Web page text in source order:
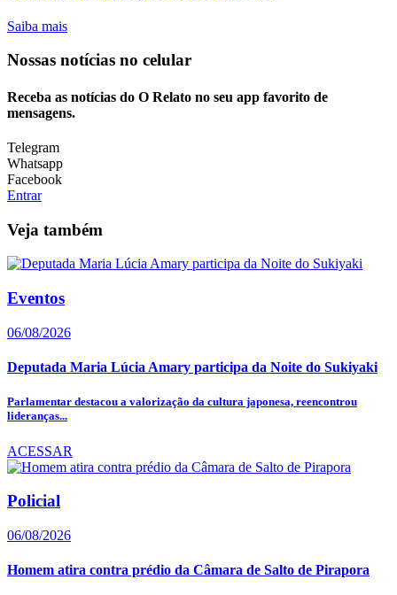
Saiba mais
Nossas notícias no celular
Receba as notícias do O Relato no seu app favorito de
mensagens.
Telegram
Whatsapp
Facebook
Entrar
Veja também
Eventos
06/08/2026
Deputada Maria Lúcia Amary participa da Noite do Sukiyaki
Parlamentar destacou a valorização da cultura japonesa, reencontrou
lideranças...
ACESSAR
Policial
06/08/2026
Homem atira contra prédio da Câmara de Salto de Pirapora